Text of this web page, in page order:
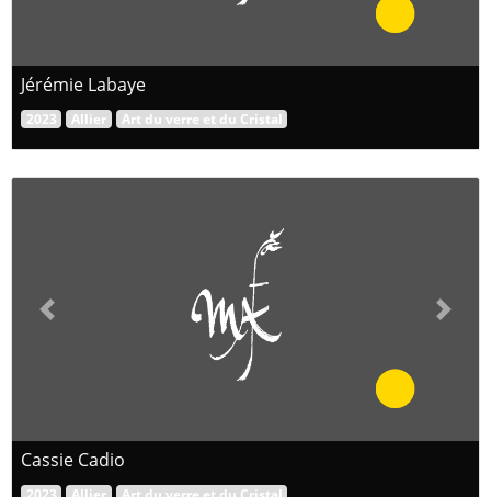
Jérémie Labaye
2023 Allier Art du verre et du Cristal
Previous Next
Cassie Cadio
2023 Allier Art du verre et du Cristal